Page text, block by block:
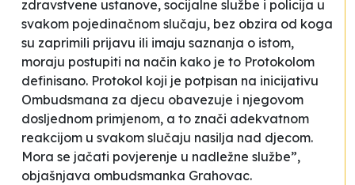
zdravstvene ustanove, socijalne službe i policija u
svakom pojedinačnom slučaju, bez obzira od koga
su zaprimili prijavu ili imaju saznanja o istom,
moraju postupiti na način kako je to Protokolom
definisano. Protokol koji je potpisan na inicijativu
Ombudsmana za djecu obavezuje i njegovom
dosljednom primjenom, a to znači adekvatnom
reakcijom u svakom slučaju nasilja nad djecom.
Mora se jačati povjerenje u nadležne službe”,
objašnjava ombudsmanka Grahovac.